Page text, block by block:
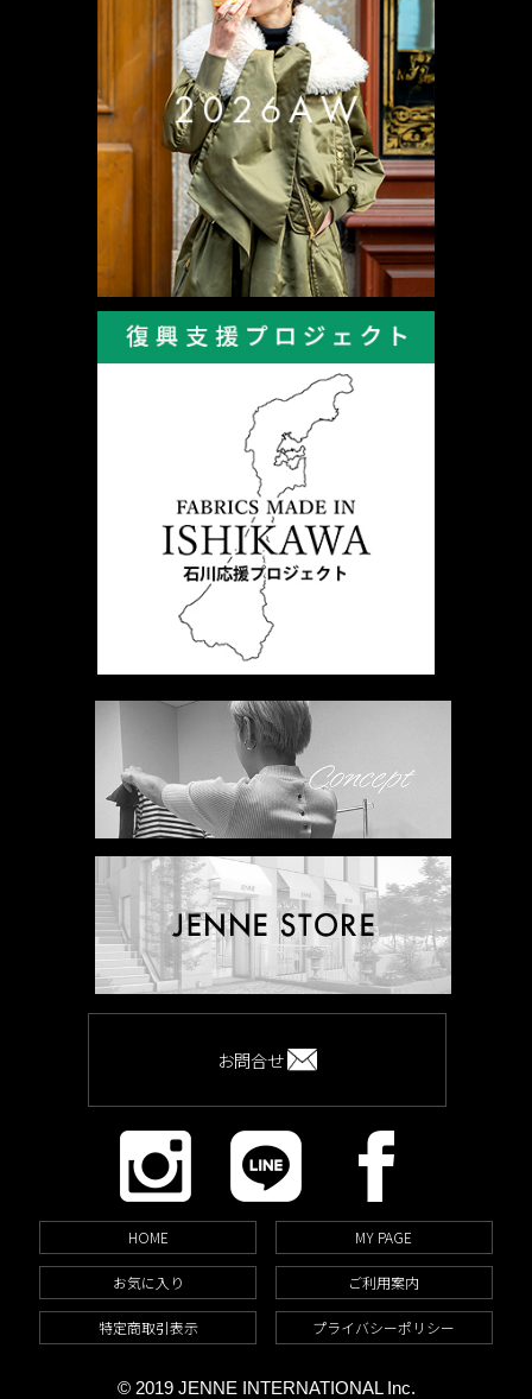
お問合せ
HOME MY PAGE
お気に入り ご利用案内
特定商取引表示 プライバシーポリシー
© 2019 JENNE INTERNATIONAL Inc.